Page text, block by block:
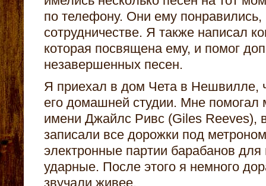
по телефону. Они ему
сотрудничестве. Я также написал
которая посвящена ему, и помог
незавершенных песен.
Я приехал в дом Чета в Нешвилле,
его домашней студии. Мне помогал
имени Джайлс Ривс (Giles Reeves),
записали все дорожки под
электронные партии барабанов
ударные. После этого я немного
звучали живее.